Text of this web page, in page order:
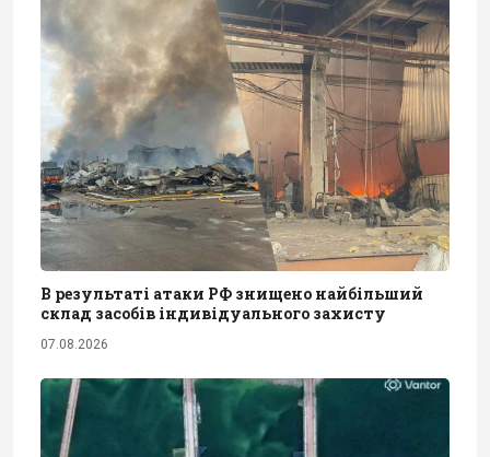
В результаті атаки РФ знищено найбільший
склад засобів індивідуального захисту
07.08.2026